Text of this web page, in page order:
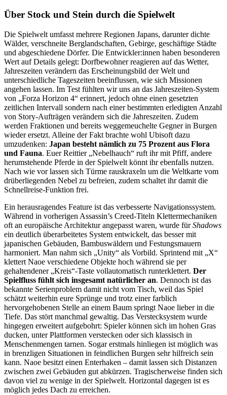
Über Stock und Stein durch die Spielwelt
Die Spielwelt umfasst mehrere Regionen Japans, darunter dichte
Wälder, verschneite Berglandschaften, Gebirge, geschäftige Städte
und abgeschiedene Dörfer. Die Entwickler:innen haben besonderen
Wert auf Details gelegt: Dorfbewohner reagieren auf das Wetter,
Jahreszeiten verändern das Erscheinungsbild der Welt und
unterschiedliche Tageszeiten beeinflussen, wie sich Missionen
angehen lassen. Im Test fühlten wir uns an das Jahreszeiten-System
von „Forza Horizon 4“ erinnert, jedoch ohne einen gesetzten
zeitlichen Intervall sondern nach einer bestimmten erledigten Anzahl
von Story-Aufträgen verändern sich die Jahreszeiten. Zudem
werden Fraktionen und bereits weggemeuchelte Gegner in Burgen
wieder ersetzt. Alleine der Fakt brachte wohl Ubisoft dazu
umzudenken: Japan besteht nämlich zu 75 Prozent aus Flora
und Fauna. Euer Reittier „Nebelhauch“ ruft ihr mit Pfiff, andere
herumstehende Pferde in der Spielwelt könnt ihr ebenfalls nutzen.
Nach wie vor lassen sich Türme rauskraxeln um die Weltkarte vom
drüberliegenden Nebel zu befreien, zudem schaltet ihr damit die
Schnellreise-Funktion frei.
Ein herausragendes Feature ist das verbesserte Navigationssystem.
Während in vorherigen Assassin’s Creed-Titeln Klettermechaniken
oft an europäische Architektur angepasst waren, wurde fürShadows
ein deutlich überarbeitetes System entwickelt, das besser mit
japanischen Gebäuden, Bambuswäldern und Festungsmauern
harmoniert. Man nahm sich „Unity“ als Vorbild. Sprintend mit „X“
klettert Naoe verschiedene Objekte hoch während sie per
gehaltendener „Kreis“-Taste vollautomatisch runterklettert. Der
Spielfluss fühlt sich insgesamt natürlicher an. Dennoch ist das
bekannte Serienproblem damit nicht vom Tisch, weil das Spiel
schätzt weiterhin eure Sprünge und trotz einer farblich
hervorgehobenen Stelle an einem Baum springt Naoe lieber in die
Tiefe. Das stört manchmal gewaltig. Das Verstecksystem wurde
hingegen erweitert aufgebohrt: Spieler können sich im hohen Gras
ducken, unter Plattformen verstecken oder sich klassisch in
Menschenmengen tarnen. Sogar erstmals hinliegen ist möglich was
in brenzligen Situationen in feindlichen Burgen sehr hilfreich sein
kann. Naoe besitzt einen Enterhaken – damit lassen sich Distanzen
zwischen zwei Gebäuden gut abkürzen. Tragischerweise finden sich
davon viel zu wenige in der Spielwelt. Horizontal dagegen ist es
möglich jedes Dach zu erreichen.